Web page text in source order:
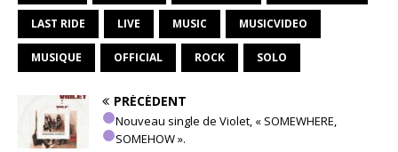
LAST RIDE LIVE MUSIC MUSICVIDEO
MUSIQUE OFFICIAL ROCK SOLO
PRÉCÉDENT
Nouveau single de Violet, « SOMEWHERE,
SOMEHOW ».